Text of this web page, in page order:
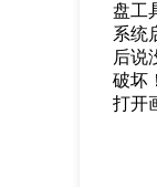
盘工
系统
后说
破坏！
打开